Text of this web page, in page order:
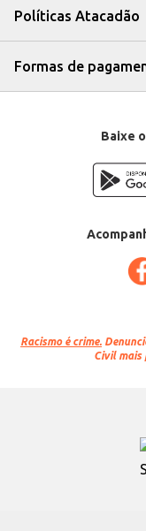
Políticas Atacadão
Formas de
Baixe
Racismo é crime.
Civil mais